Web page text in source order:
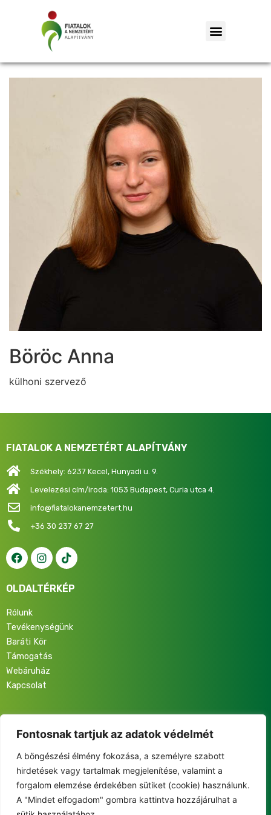
Fontosnak tartjuk az adatok védelmét
A böngészési élmény fokozása, a személyre szabott
hirdetések vagy tartalmak megjelenítése, valamint a
forgalom elemzése érdekében sütiket (cookie) használunk.
A "Mindet elfogadom" gombra kattintva hozzájárulhat a
Böröc Anna
külhoni szervező
FIATALOK A NEMZETÉRT ALAPÍTVÁNY
Székhely: 6237 Kecel, Hunyadi u. 9.
Levelezési cím/iroda: 1053 Budapest, Curia utca 4.
info@fiatalokanemzetert.hu
+36 30 237 67 27
OLDALTÉRKÉP
Rólunk
Tevékenységünk
Baráti Kör
Támogatás
Webáruház
Kapcsolat
eseményeinkről és közösségünk életéről!
This site is protected by reCAPTCHA and the Google